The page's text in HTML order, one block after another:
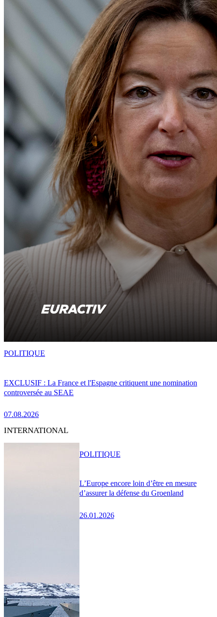
EXCLUSIF : La France et l'Espagne critiquent une nomination
controversée au SEAE
07.08.2026
POLITIQUE
INTERNATIONAL
L’Europe encore loin d’être en mesure
d’assurer la défense du Groenland
26.01.2026
POLITIQUE